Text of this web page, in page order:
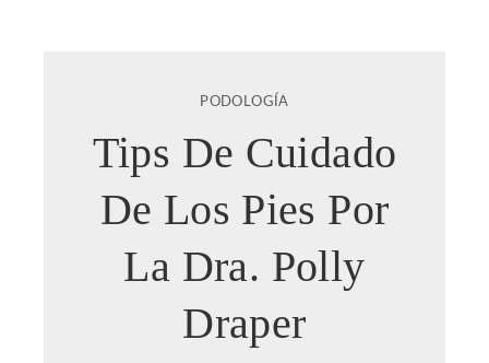
PODOLOGÍA
Tips De Cuidado
De Los Pies Por
La Dra. Polly
Draper